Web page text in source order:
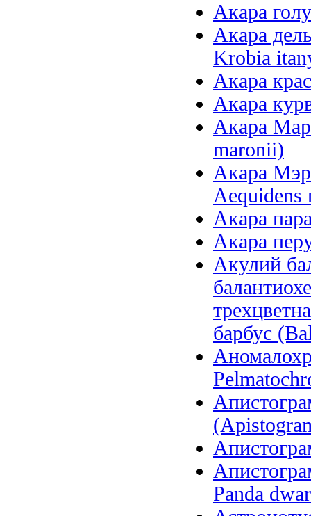
Акара
Акара
Krobia
Акара
Акара
Акара
maronii)
Акара
Aequidens
Акара
Акара
Акулий
барбус
Panda